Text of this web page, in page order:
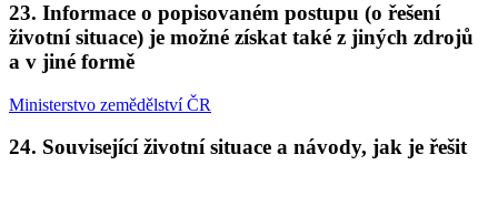
23. Informace o popisovaném postupu (o řešení
životní situace) je možné získat také z jiných zdrojů
a v jiné formě
Ministerstvo zemědělství ČR
24. Související životní situace a návody, jak je řešit